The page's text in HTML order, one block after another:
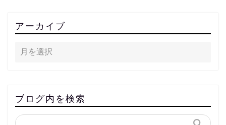
アーカイブ
ブログ内を検索